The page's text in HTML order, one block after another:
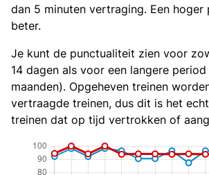
dan 5 minuten vertraging. Een hoger
beter.
Je kunt de punctualiteit zien voor
14 dagen als voor een langere
maanden). Opgeheven treinen
vertraagde treinen, dus dit is het
treinen dat op tijd vertrokken of